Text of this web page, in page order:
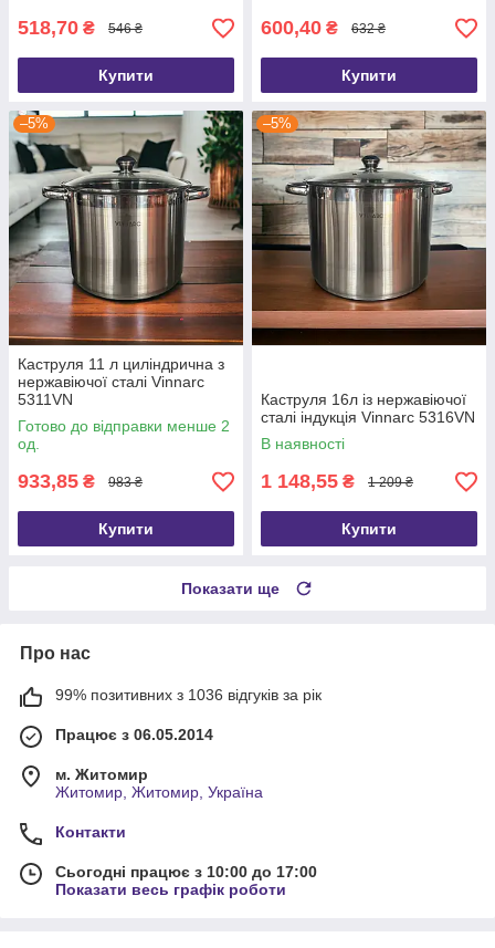
518,70 ₴ 546 ₴
Купити
600,40 ₴ 632 ₴
Купити
–5%
Каструля 11 л циліндрична з
нержавіючої сталі Vinnarc
5311VN
Готово до відправки менше 2
од.
933,85 ₴ 983 ₴
Купити
–5%
Каструля 16л із нержавіючої
сталі індукція Vinnarc 5316VN
В наявності
1 148,55 ₴ 1 209 ₴
Купити
Показати ще
Про нас
99% позитивних з 1036 відгуків за рік
Працює з 06.05.2014
м. Житомир
Житомир, Житомир, Україна
Контакти
Сьогодні працює з 10:00 до 17:00
Показати весь графік роботи